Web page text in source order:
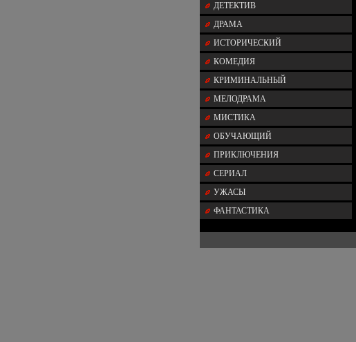
ДЕТЕКТИВ
ДРАМА
ИСТОРИЧЕСКИЙ
КОМЕДИЯ
КРИМИНАЛЬНЫЙ
МЕЛОДРАМА
МИСТИКА
ОБУЧАЮЩИЙ
ПРИКЛЮЧЕНИЯ
СЕРИАЛ
УЖАСЫ
ФАНТАСТИКА